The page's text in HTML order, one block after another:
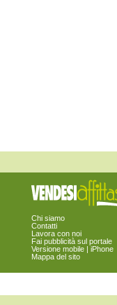
Smerillo
Chi siamo
Contatti
Lavora con noi
Fai pubblicità sul portale
Versione mobile | iPhone
Mappa del sito